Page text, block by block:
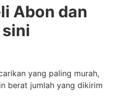
Abon dan
yang paling murah,
berat jumlah yang dikirim